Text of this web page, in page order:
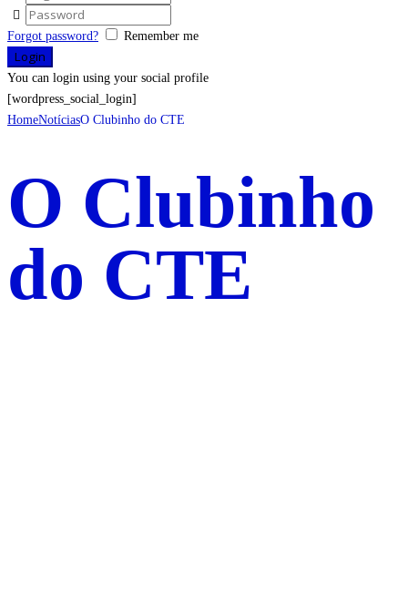
Forgot password? Remember me
You can login using your social profile
[wordpress_social_login]
HomeNotíciasO Clubinho do CTE
O Clubinho
do CTE